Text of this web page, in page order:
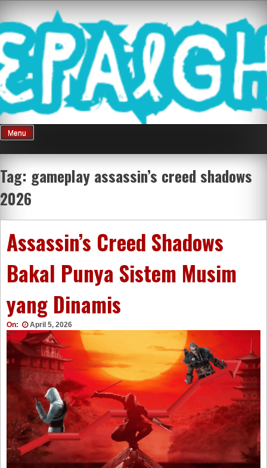
content
Mnepalghopa
Review Game
Terkini Paling
Seluruh Di
Indonesia
Menu
Tag: gameplay assassin’s creed shadows
2026
Assassin’s Creed Shadows
Bakal Punya Sistem Musim
yang Dinamis
On: April 5, 2026